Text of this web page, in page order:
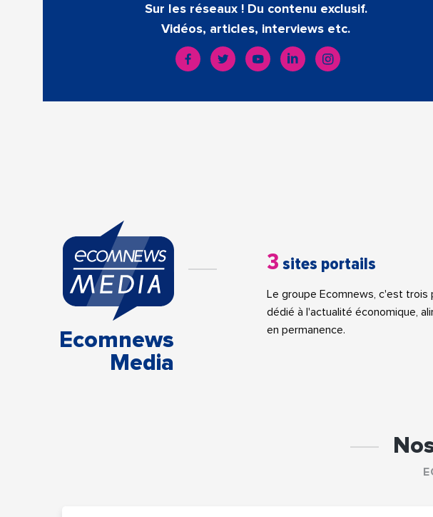
Sur les réseaux ! Du contenu exclusif.
Vidéos, articles, interviews etc.
Ecomnews
Media
3 sites portails
Le groupe Ecomnews, c'est trois
dédié à l'actualité économique,
en permanence.